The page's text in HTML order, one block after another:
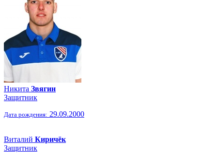
Никита Звягин
Защитник
Дата рождения: 29.09.2000
Виталий Киричёк
Защитник